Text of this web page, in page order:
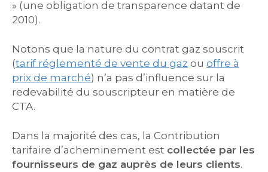
» (une obligation de transparence datant de
2010).
Notons que la nature du contrat gaz souscrit
(tarif réglementé de vente du gaz ou offre à
prix de marché) n’a pas d’influence sur la
redevabilité du souscripteur en matière de
CTA.
Dans la majorité des cas, la Contribution
tarifaire d’acheminement est collectée par les
fournisseurs de gaz auprès de leurs clients.